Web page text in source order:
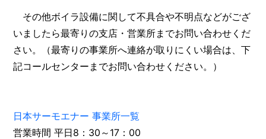
その他ボイラ設備に関して不具合や不明点などがござ
いましたら最寄りの支店・営業所までお問い合わせくだ
さい。（最寄りの事業所へ連絡が取りにくい場合は、下
記コールセンターまでお問い合わせください。）
日本サーモエナー 事業所一覧
営業時間 平日8：30～17：00